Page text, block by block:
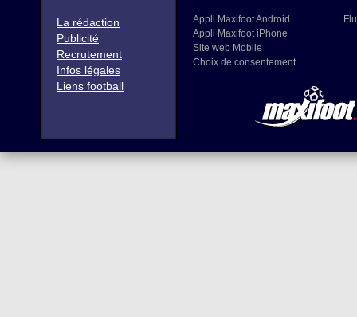
La rédaction
Publicité
Recrutement
Infos légales
Liens football
Appli Maxifoot Android
Appli Maxifoot iPhone
Site web Mobile
Choix de consentement